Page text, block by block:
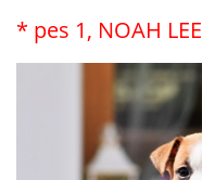
* pes 1, NOAH LEE